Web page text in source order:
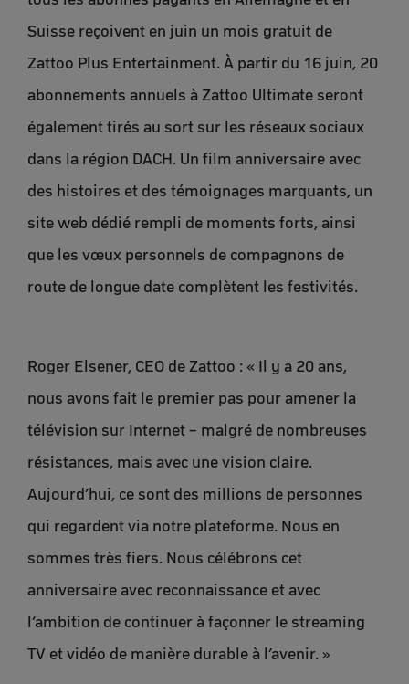
Suisse reçoivent en juin un mois gratuit de
Zattoo Plus Entertainment. À partir du 16 juin, 20
abonnements annuels à Zattoo Ultimate seront
également tirés au sort sur les réseaux sociaux
dans la région DACH. Un film anniversaire avec
des histoires et des témoignages marquants, un
site web dédié rempli de moments forts, ainsi
que les vœux personnels de compagnons de
route de longue date complètent les festivités.
Roger Elsener, CEO de Zattoo : « Il y a 20 ans,
nous avons fait le premier pas pour amener la
télévision sur Internet – malgré de nombreuses
résistances, mais avec une vision claire.
Aujourd’hui, ce sont des millions de personnes
qui regardent via notre plateforme. Nous en
sommes très fiers. Nous célébrons cet
anniversaire avec reconnaissance et avec
l’ambition de continuer à façonner le streaming
TV et vidéo de manière durable à l’avenir. »